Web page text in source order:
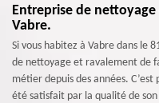
Entreprise de
Vabre.
Si vous habitez à Vabre dans le
de nettoyage et ravalement de
métier depuis des années.
été satisfait par la qualité de